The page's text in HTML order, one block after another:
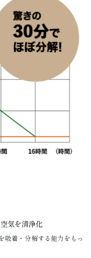
気を清浄化
吸着・分解する能力をもっ